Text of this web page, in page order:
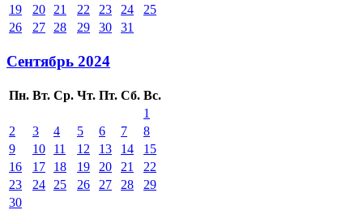
19
20 21 22 23 24
25
26
27 28 29 30 31
Сентябрь 2024
Пн. Вт. Ср. Чт. Пт. Сб. Вс.
1
2
3 4 5 6 7
8
9
10 11 12 13 14
15
16
17 18 19 20 21
22
23
24 25 26 27 28
29
30